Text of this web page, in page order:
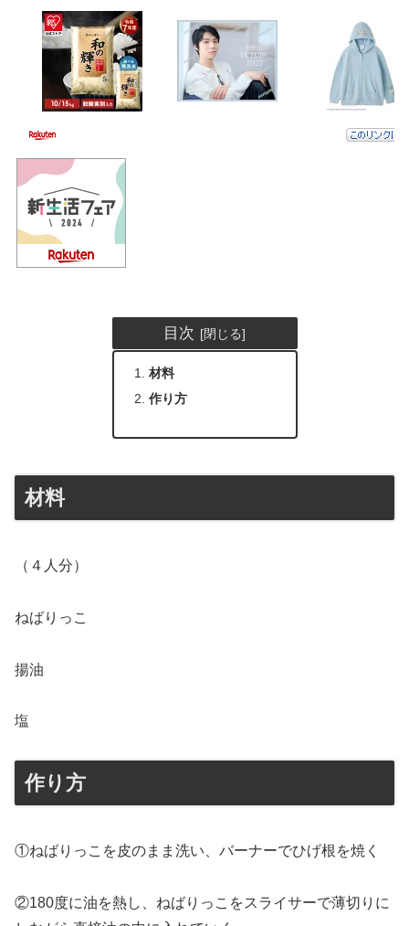
目次
材料
作り方
材料
（４人分）
ねばりっこ
揚油
塩
作り方
①ねばりっこを皮のまま洗い、バーナーでひげ根を焼く
②180度に油を熱し、ねばりっこをスライサーで薄切りに